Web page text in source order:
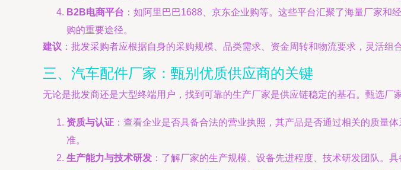
B2B电商平台 ：如阿里巴巴1688、京东企业购等。这些平台汇聚了海量厂家
购的重要途径。
建议 ：批发采购者应根据自身的采购规模、品类需求、资金周转和物流要求，灵活
三、汽车配件厂家：甄别优质供应商的关键
无论是批发商还是大型终端用户，找到可靠的生产厂家是供应链稳定的基石。甄选厂
资质与认证 ：查看企业是否具备合法的营业执照，其产品是否通过相关的质量
准。
生产能力与技术研发 ：了解厂家的生产规模、设备先进程度、技术研发团队。